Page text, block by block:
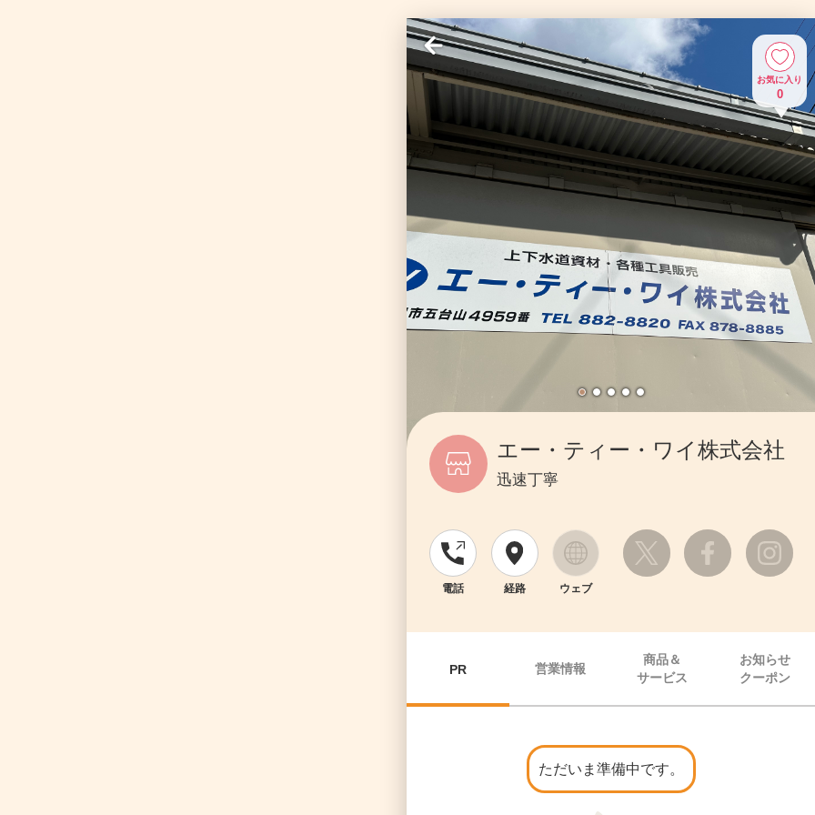
お気に入り
0
エー・ティー・ワイ株式会社
迅速丁寧
電話 経路 ウェブ
PR 営業情報
商品＆
サービス
お知らせ
クーポン
ただいま準備中です。